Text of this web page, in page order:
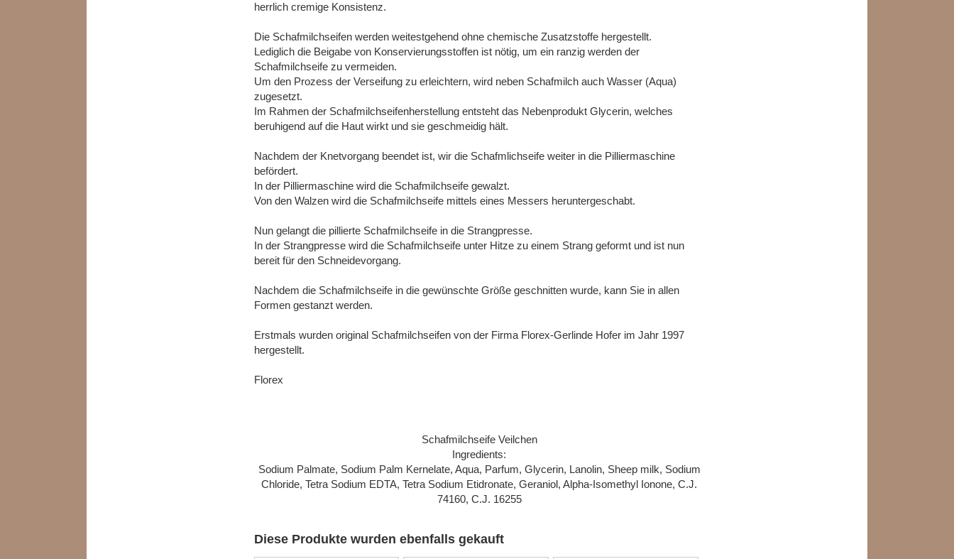
herrlich cremige Konsistenz.
Die Schafmilchseifen werden weitestgehend ohne chemische Zusatzstoffe hergestellt.
Lediglich die Beigabe von Konservierungsstoffen ist nötig, um ein ranzig werden der
Schafmilchseife zu vermeiden.
Um den Prozess der Verseifung zu erleichtern, wird neben Schafmilch auch Wasser (Aqua)
zugesetzt.
Im Rahmen der Schafmilchseifenherstellung entsteht das Nebenprodukt Glycerin, welches
beruhigend auf die Haut wirkt und sie geschmeidig hält.
Nachdem der Knetvorgang beendet ist, wir die Schafmlichseife weiter in die Pilliermaschine
befördert.
In der Pilliermaschine wird die Schafmilchseife gewalzt.
Von den Walzen wird die Schafmilchseife mittels eines Messers heruntergeschabt.
Nun gelangt die pillierte Schafmilchseife in die Strangpresse.
In der Strangpresse wird die Schafmilchseife unter Hitze zu einem Strang geformt und ist nun
bereit für den Schneidevorgang.
Nachdem die Schafmilchseife in die gewünschte Größe geschnitten wurde, kann Sie in allen
Formen gestanzt werden.
Erstmals wurden original Schafmilchseifen von der Firma Florex-Gerlinde Hofer im Jahr 1997
hergestellt.
Florex
Schafmilchseife Veilchen
Ingredients:
Sodium Palmate, Sodium Palm Kernelate, Aqua, Parfum, Glycerin, Lanolin, Sheep milk, Sodium
Chloride, Tetra Sodium EDTA, Tetra Sodium Etidronate, Geraniol, Alpha-Isomethyl Ionone, C.J.
74160, C.J. 16255
Diese Produkte wurden ebenfalls gekauft